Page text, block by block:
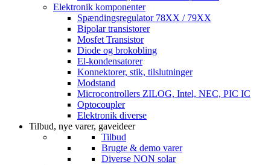
Elektronik komponenter
Spændingsregulator 78XX / 79XX
Bipolar transistorer
Mosfet Transistor
Diode og brokobling
El-kondensatorer
Konnektorer, stik, tilslutninger
Modstand
Microcontrollers ZILOG, Intel, NEC, PIC IC
Optocoupler
Elektronik diverse
Tilbud, nye varer, gaveideer
Tilbud
Brugte & demo varer
Diverse NON solar